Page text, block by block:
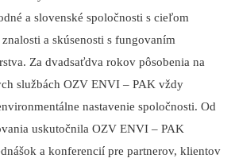
a slovenské spoločnosti s cieľom
a skúsenosti s fungovaním
Za dvadsaťdva rokov pôsobenia na
službách OZV ENVI – PAK vždy
nastavenie spoločnosti. Od
uskutočnila OZV ENVI – PAK
a konferencií pre partnerov, klientov